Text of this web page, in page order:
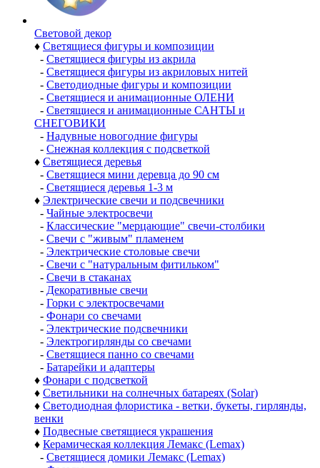
Световой декор
♦ Светящиеся фигуры и композиции
- Светящиеся фигуры из акрила
- Светящиеся фигуры из акриловых нитей
- Светодиодные фигуры и композиции
- Светящиеся и анимационные ОЛЕНИ
- Светящиеся и анимационные САНТЫ и
СНЕГОВИКИ
- Надувные новогодние фигуры
- Снежная коллекция с подсветкой
♦ Светящиеся деревья
- Светящиеся мини деревца до 90 см
- Светящиеся деревья 1-3 м
♦ Электрические свечи и подсвечники
- Чайные электросвечи
- Классические "мерцающие" свечи-столбики
- Свечи с "живым" пламенем
- Электрические столовые свечи
- Свечи с "натуральным фитильком"
- Свечи в стаканах
- Декоративные свечи
- Горки с электросвечами
- Фонари со свечами
- Электрические подсвечники
- Электрогирлянды со свечами
- Светящиеся панно со свечами
- Батарейки и адаптеры
♦ Фонари с подсветкой
♦ Светильники на солнечных батареях (Solar)
♦ Светодиодная флористика - ветки, букеты, гирлянды,
венки
♦ Подвесные светящиеся украшения
♦ Керамическая коллекция Лемакс (Lemax)
- Светящиеся домики Лемакс (Lemax)